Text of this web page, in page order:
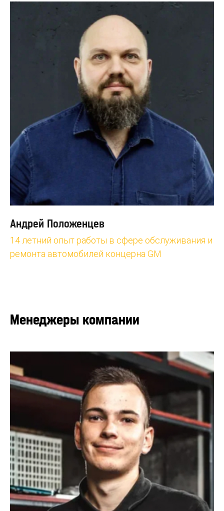
Андрей Положенцев
14 летний опыт работы в сфере обслуживания и
ремонта автомобилей концерна GM
Менеджеры компании